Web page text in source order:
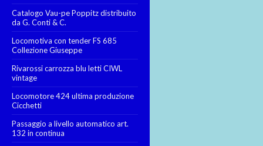
Catalogo Vau-pe Poppitz distribuito
da G. Conti & C.
Locomotiva con tender FS 685
Collezione Giuseppe
Rivarossi carrozza blu letti CIWL
vintage
Locomotore 424 ultima produzione
Cicchetti
Passaggio a livello automatico art.
132 in continua